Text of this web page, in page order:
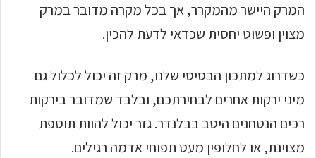
המרק היישר מהמקרר, אך בכל מקרה מדובר במרק
מצוין ופשוט יחסית שכדאי לדעת להכין.
כשדרוג למתכון הבסיסי שלנו, מרק זה יכול לכלול גם
מיני ירקות אחרים לבחירתכם, ובלבד שמדובר בירקות
רכים הנטחנים היטב בבלנדר. גזר יכול להוות תוספת
מצוינת, או לחלופין מעט תפוחי אדמה רגילים.